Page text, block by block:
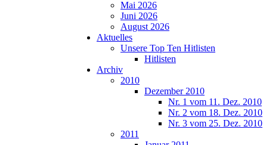
Mai 2026
Juni 2026
August 2026
Aktuelles
Unsere Top Ten Hitlisten
Hitlisten
Archiv
2010
Dezember 2010
Nr. 1 vom 11. Dez. 2010
Nr. 2 vom 18. Dez. 2010
Nr. 3 vom 25. Dez. 2010
2011